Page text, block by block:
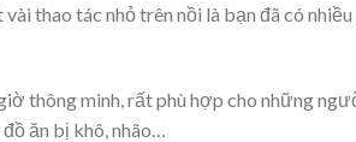
thao tác nhỏ trên nồi là bạn đã có nhiều
thông minh, rất phù hợp cho những
ăn bị khô, nhão…